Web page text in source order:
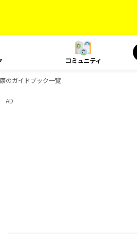
コミュニティ
のガイドブック一覧
AD